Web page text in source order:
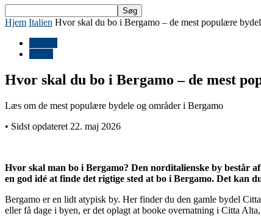
Hjem Italien Hvor skal du bo i Bergamo – de mest populære
Hvor skal du bo i Bergamo – de mest
Læs om de mest populære bydele og områder i Bergamo
• Sidst opdateret 22. maj 2026
Hvor skal man bo i Bergamo? Den norditalienske by består
en god idé at finde det rigtige sted at bo i Bergamo. Det kan
Bergamo er en lidt atypisk by. Her finder du den gamle bydel
eller få dage i byen, er det oplagt at booke overnatning i Citta